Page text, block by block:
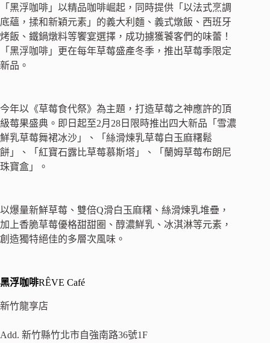
「黑浮咖啡」以精品咖啡崛起，同時提供「以法式烹調
底蘊，揉和新穎元素」的義大利麵、義式燉飯、西班牙
烤飯、鐵鍋燉料等饗宴選擇，成功擄獲饕客們的味蕾！
「黑浮咖啡」更在每年草莓盛產冬季，推出草莓季限定
新品。
今年以《草莓食代祭》為主題，打造草莓之神應許的頂
級莓果盛典。即日起至2月28日限時推出四大新品「雪濃
鮮乳草莓舞裙冰沙」、「絲滑煉乳草莓白玉麻糬鬆
餅」、「紅寶石露比草莓慕斯塔」、「蘭姆草莓布朗尼
珠寶盒」。
以爆量新鮮草莓、雙倍Q滑白玉麻糬、絲滑煉乳堆疊，
加上香脆草莓優格甜甜圈、醇濃鮮乳、冰淇淋等元素，
創造獨特絕佳的多層次風味。
黑浮咖啡RÊVE Café
新竹龍享店
Add. 新竹縣竹北市自強南路36號1F